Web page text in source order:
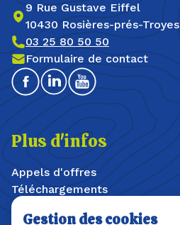
9 Rue Gustave Eiffel
10430 Rosières-prés-Troyes
03 25 80 50 50
Formulaire de contact
FacebookLinkedinYoutube
Plus d'infos
Appels d'offres
Téléchargements
Offres d'emploi / stages